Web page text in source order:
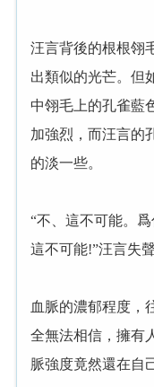
汪言背後的根根翎
出類似的光芒。但
中翎毛上的孔雀藍
加強烈，而汪言的
的淡一些。
“不、這不可能。
這不可能!”汪言失聲
血脈的濃郁程度，
全無法相信，擁有
脈強度竟然還在自